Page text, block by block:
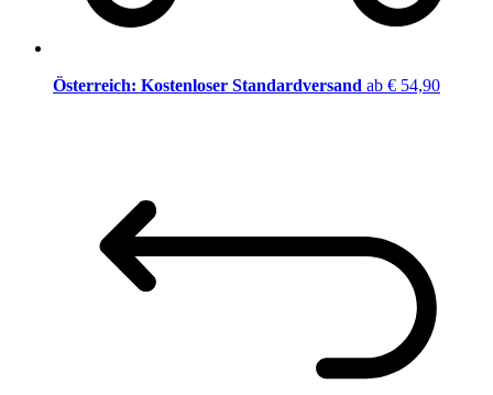
Österreich: Kostenloser Standardversand ab € 54,90